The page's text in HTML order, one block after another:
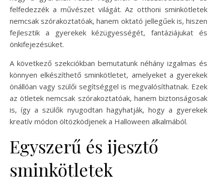
felfedezzék a művészet világát. Az otthoni sminkötletek
nemcsak szórakoztatóak, hanem oktató jellegűek is, hiszen
fejlesztik a gyerekek kézügyességét, fantáziájukat és
önkifejezésüket.
A következő szekciókban bemutatunk néhány izgalmas és
könnyen elkészíthető sminkötletet, amelyeket a gyerekek
önállóan vagy szülői segítséggel is megvalósíthatnak. Ezek
az ötletek nemcsak szórakoztatóak, hanem biztonságosak
is, így a szülők nyugodtan hagyhatják, hogy a gyerekek
kreatív módon öltözködjenek a Halloween alkalmából.
Egyszerű és ijesztő
sminkötletek